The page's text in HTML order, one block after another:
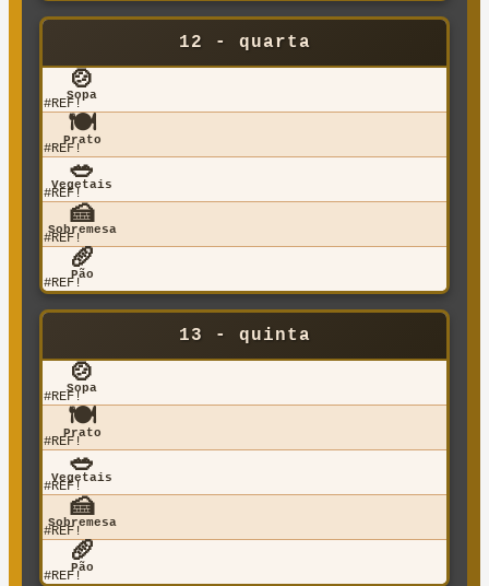
12 - quarta
🍲
Sopa
#REF!
🍽️
Prato
#REF!
🥗
Vegetais
#REF!
🍰
Sobremesa
#REF!
🥖
Pão
#REF!
13 - quinta
🍲
Sopa
#REF!
🍽️
Prato
#REF!
🥗
Vegetais
#REF!
🍰
Sobremesa
#REF!
🥖
Pão
#REF!